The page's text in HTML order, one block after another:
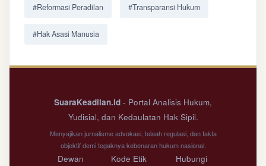
#Reformasi Peradilan #Transparansi Hukum
#Hak Asasi Manusia
SuaraKeadilan.id - Portal Analisis Hukum,
Yudisial, dan Kedaulatan Hak Sipil.
Menyajikan jurnalisme advokasi, telaah regulasi, dan fakta
objektif demi tegaknya kebenaran hukum nasional.
Dewan Kode Etik Hubungi